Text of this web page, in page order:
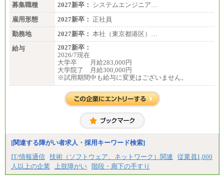
＜有期社員コース＞
■(株)JTBビジネストランスフォーム
有期契約職 月給185,000～195,000円
※詳細はJTBキャリアサイトよりご確認ください。
■(株)JTBパブリッシング ※2027年新卒募集終了
総合職 月給241,000円
中途：
①月給227,000円以上
②月給212,000円以上
③月給172,500円以上
④月給23万円～37万円
⑤月給20万円～25万円
⑥月給33万円～48万円
⑧～⑮月給200,000円〜月給400,000円
⑯月給185,000円以上
⑰月給237,000円以上
⑱月給212,000円以上
⑲東京：月給202,000 円以上 、京都：月給193,000 円
以上
⑳月給205,000円以上
㉑月給185,000 円以上
㉒月給185,000 円以上
募集職種
2027新卒： システムエンジニア…
雇用形態
2027新卒： 正社員
勤務地
2027新卒： 本社（東京都港区）…
給与
2027新卒：
2026/7現在
大学卒 月給283,000円
大学院了 月給300,000円
※試用期間中も給与に変更はございません。
[関連する障がい者求人・採用キーワード検索]
IT/情報通信 技術（ソフトウェア、ネットワーク）関連
従業員1,000
人以上の企業
上肢障がい 階段・廊下の手すり